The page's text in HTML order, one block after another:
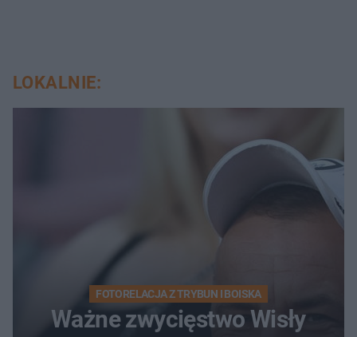
LOKALNIE:
FOTORELACJA Z TRYBUN I BOISKA
Ważne zwycięstwo Wisły